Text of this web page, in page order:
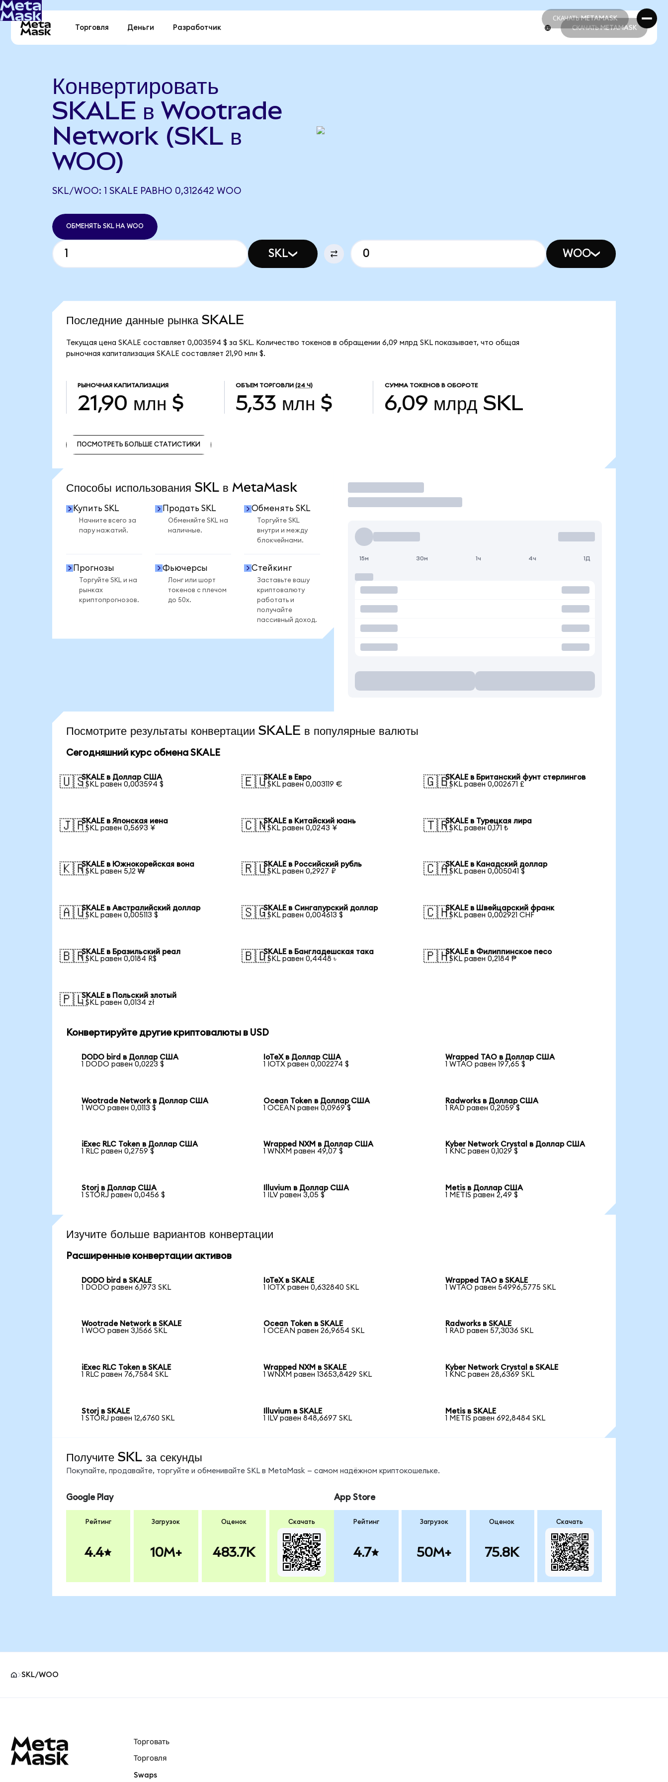
СКАЧАТЬ METAMASK
СКАЧАТЬ METAMASK
Торговля Деньги Разработчик СКАЧАТЬ METAMASK
Конвертировать
SKALE в Wootrade
Network (SKL в
WOO)
SKL/WOO: 1 SKALE РАВНО 0,312642 WOO
ОБМЕНЯТЬ SKL НА WOO
SKL WOO
Последние данные рынка SKALE
Текущая цена SKALE составляет 0,003594 $ за SKL. Количество токенов в обращении 6,09 млрд SKL показывает, что общая
рыночная капитализация SKALE составляет 21,90 млн $.
РЫНОЧНАЯ КАПИТАЛИЗАЦИЯ
21,90 млн $
ОБЪЕМ ТОРГОВЛИ (24 Ч)
5,33 млн $
СУММА ТОКЕНОВ В ОБОРОТЕ
6,09 млрд SKL
ПОСМОТРЕТЬ БОЛЬШЕ СТАТИСТИКИ
Способы использования SKL в MetaMask
Купить SKL
Начните всего за
пару нажатий.
Продать SKL
Обменяйте SKL на
наличные.
Обменять SKL
Торгуйте SKL
внутри и между
блокчейнами.
Прогнозы
Торгуйте SKL и на
рынках
криптопрогнозов.
Фьючерсы
Лонг или шорт
токенов с плечом
до 50x.
Стейкинг
Заставьте вашу
криптовалюту
работать и
получайте
пассивный доход.
Торговать
15м 30м 1ч 4ч 1Д
Посмотрите результаты конвертации SKALE в популярные валюты
Сегодняшний курс обмена SKALE
🇺🇸SKALE в Доллар США
1 SKL равен 0,003594 $
🇪🇺SKALE в Евро
1 SKL равен 0,003119 €
🇬🇧SKALE в Британский фунт стерлингов
1 SKL равен 0,002671 £
🇯🇵SKALE в Японская иена
1 SKL равен 0,5693 ¥
🇨🇳SKALE в Китайский юань
1 SKL равен 0,0243 ¥
🇹🇷SKALE в Турецкая лира
1 SKL равен 0,171 ₺
🇰🇷SKALE в Южнокорейская вона
1 SKL равен 5,12 ₩
🇷🇺SKALE в Российский рубль
1 SKL равен 0,2927 ₽
🇨🇦SKALE в Канадский доллар
1 SKL равен 0,005041 $
🇦🇺SKALE в Австралийский доллар
1 SKL равен 0,005113 $
🇸🇬SKALE в Сингапурский доллар
1 SKL равен 0,004613 $
🇨🇭SKALE в Швейцарский франк
1 SKL равен 0,002921 CHF
🇧🇷SKALE в Бразильский реал
1 SKL равен 0,0184 R$
🇧🇩SKALE в Бангладешская така
1 SKL равен 0,4448 ৳
🇵🇭SKALE в Филиппинское песо
1 SKL равен 0,2184 ₱
🇵🇱SKALE в Польский злотый
1 SKL равен 0,0134 zł
Конвертируйте другие криптовалюты в USD
DODO bird в Доллар США
1 DODO равен 0,0223 $
IoTeX в Доллар США
1 IOTX равен 0,002274 $
Wrapped TAO в Доллар США
1 WTAO равен 197,65 $
Wootrade Network в Доллар США
1 WOO равен 0,0113 $
Ocean Token в Доллар США
1 OCEAN равен 0,0969 $
Radworks в Доллар США
1 RAD равен 0,2059 $
iExec RLC Token в Доллар США
1 RLC равен 0,2759 $
Wrapped NXM в Доллар США
1 WNXM равен 49,07 $
Kyber Network Crystal в Доллар США
1 KNC равен 0,1029 $
Storj в Доллар США
1 STORJ равен 0,0456 $
Illuvium в Доллар США
1 ILV равен 3,05 $
Metis в Доллар США
1 METIS равен 2,49 $
Изучите больше вариантов конвертации
Расширенные конвертации активов
DODO bird в SKALE
1 DODO равен 6,1973 SKL
IoTeX в SKALE
1 IOTX равен 0,632840 SKL
Wrapped TAO в SKALE
1 WTAO равен 54996,5775 SKL
Wootrade Network в SKALE
1 WOO равен 3,1566 SKL
Ocean Token в SKALE
1 OCEAN равен 26,9654 SKL
Radworks в SKALE
1 RAD равен 57,3036 SKL
iExec RLC Token в SKALE
1 RLC равен 76,7584 SKL
Wrapped NXM в SKALE
1 WNXM равен 13653,8429 SKL
Kyber Network Crystal в SKALE
1 KNC равен 28,6369 SKL
Storj в SKALE
1 STORJ равен 12,6760 SKL
Illuvium в SKALE
1 ILV равен 848,6697 SKL
Metis в SKALE
1 METIS равен 692,8484 SKL
Получите SKL за секунды
Покупайте, продавайте, торгуйте и обменивайте SKL в MetaMask — самом надёжном криптокошельке.
Google Play
Рейтинг
4.4
Загрузок
10M+
Оценок
483.7K
Скачать
App Store
Рейтинг
4.7
Загрузок
50M+
Оценок
75.8K
Скачать
SKL/WOO
Торговать
Торговля
Swaps